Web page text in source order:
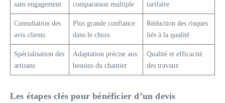
sans engagement
comparaison multiple
tarifaire
Consultation des
avis clients
Plus grande confiance
dans le choix
Réduction des risques
liés à la qualité
Spécialisation des
artisans
Adaptation précise aux
besoins du chantier
Qualité et efficacité
des travaux
Les étapes clés pour bénéficier d’un devis